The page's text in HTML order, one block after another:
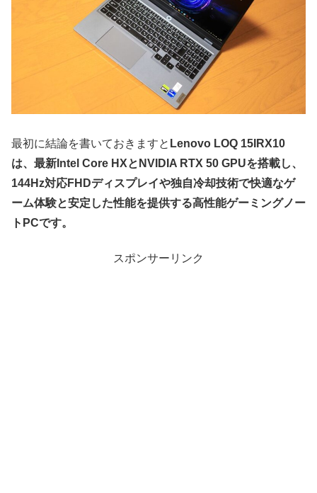
最初に結論を書いておきますと Lenovo LOQ 15IRX10
は、最新Intel Core HXとNVIDIA RTX 50 GPUを搭載し、
144Hz対応FHDディスプレイや独自冷却技術で快適なゲ
ーム体験と安定した性能を提供する高性能ゲーミングノー
トPCです。
スポンサーリンク